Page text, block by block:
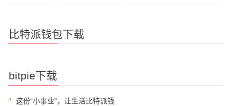
比特派钱包下载
bitpie下载
这份“小事业”，让生活比特派钱